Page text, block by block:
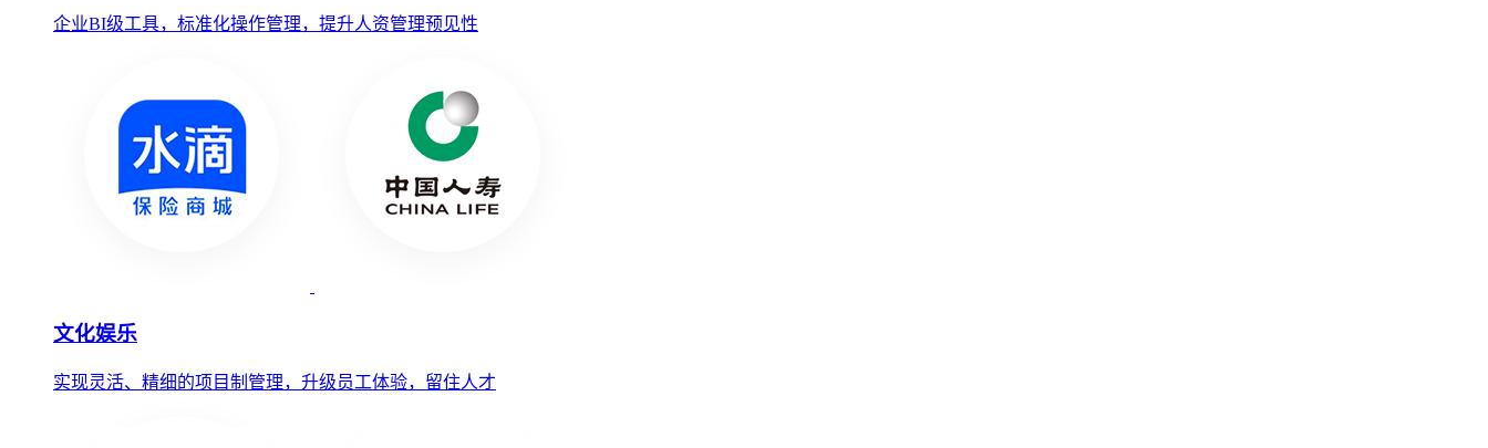
企业BI级工具，标准化操作管理，提升人资管理预见性
文化娱乐
实现灵活、精细的项目制管理，升级员工体验，留住人才